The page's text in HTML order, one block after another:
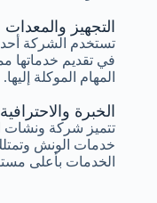
الخبرة والاحترافية
تتميز شركة ونشات
خدمات الونش
الخدمات بأعلى
التجهيز والمعدات
تستخدم الشركة
في تقديم خدماتها
المهام الموكلة إليها.